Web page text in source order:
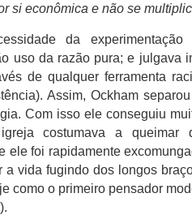
si econômica e não se
da
uso da razão pura; e julgava
de qualquer ferramenta
Assim, Ockham
Com isso ele conseguiu
costumava a queimar
ele foi rapidamente
a vida fugindo dos longos
como o primeiro pensador